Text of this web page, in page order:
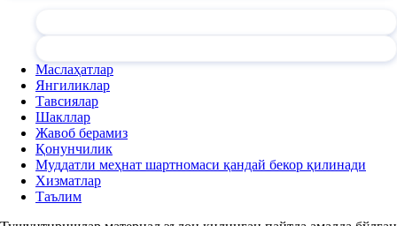
Маслаҳатлар
Янгиликлар
Тавсиялар
Шакллар
Жавоб берамиз
Қонунчилик
Муддатли меҳнат шартномаси қандай бекор қилинади
Хизматлар
Таълим